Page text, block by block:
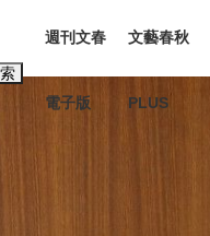
週刊文春
電子版
文藝春秋
PLUS